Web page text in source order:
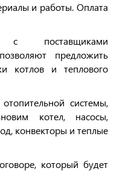
и работы. Оплата
с поставщиками
предложить
котлов и теплового
системы,
котел, насосы,
конвекторы и теплые
который будет